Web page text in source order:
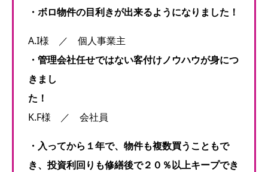
・ボロ物件の目利きが出来るようになりました！
A.I様 ／ 個人事業主
・管理会社任せではない客付けノウハウが身につ
きまし
た！
K.F様 ／ 会社員
・入ってから１年で、物件も複数買うこともで
き、投資利回りも修繕後で２０％以上キープでき